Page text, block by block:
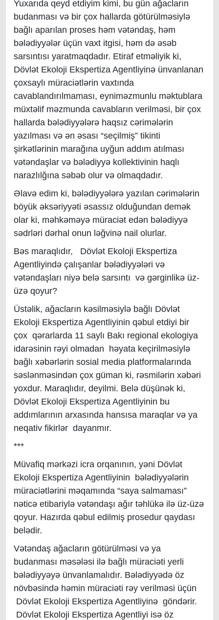
Yuxarıda qeyd etdiyim kimi, bu gün ağacların
budanması və bir çox hallarda götürülməsiylə
bağlı aparılan proses həm vətəndaş, həm
bələdiyyələr üçün vaxt itgisi, həm də əsəb
sarsıntısı yaratmaqdadır. Etiraf etməliyik ki,
Dövlət Ekoloji Ekspertiza Agentliyinə ünvanlanan
çoxsaylı müraciətlərin vaxtında
cavablandırılmaması, eyniməzmunlu məktublara
müxtəlif məzmunda cavabların verilməsi, bir çox
hallarda bələdiyyələrə haqsız cərimələrin
yazılması və ən əsası “seçilmiş” tikinti
şirkətlərinin marağına uyğun addım atılması
vətəndaşlar və bələdiyyə kollektivinin haqlı
narazlılğına səbəb olur və olmaqdadır.
Əlavə edim ki, bələdiyyələrə yazılan cərimələrin
böyük əksəriyyəti əsassız olduğundan demək
olar ki, məhkəməyə müraciət edən bələdiyyə
sədrləri dərhal onun ləğvinə nail olurlar.
Bəs maraqlıdır, Dövlət Ekoloji Ekspertiza
Agentliyində çalışanlar bələdiyyələri və
vətəndaşları niyə belə sarsıntı və gərginlikə üz-
üzə qoyur?
Üstəlik, ağacların kəsilməsiylə bağlı Dövlət
Ekoloji Ekspertiza Agentliyinin qəbul etdiyi bir
çox qərarlarda 11 saylı Bakı regional ekologiya
idarəsinin rəyi olmadan həyata keçirilməsiylə
bağlı xəbərlərin sosial media platformalarında
səslənməsindən çox güman ki, rəsmilərin xəbəri
yoxdur. Maraqlıdır, deyilmi. Belə düşünək ki,
Dövlət Ekoloji Ekspertiza Agentliyinin bu
addımlarının arxasında hansısa maraqlar və ya
neqativ fikirlər dayanmır.
***
Müvafiq mərkəzi icra orqanının, yəni Dövlət
Ekoloji Ekspertiza Agentliyinin bələdiyyələrin
müraciətlərini məqamında “saya salmaması”
nəticə etibariylə vətəndaşı ağır təhlükə ilə üz-üzə
qoyur. Hazırda qəbul edilmiş prosedur qaydası
belədir.
Vətəndaş ağacların götürülməsi və ya
budanması məsələsi ilə bağlı müraciəti yerli
bələdiyyəyə ünvanlamalıdır. Bələdiyyədə öz
növbəsində həmin müraciəti rəy verilməsi üçün
Dövlət Ekoloji Ekspertiza Agentliyinə göndərir.
Dövlət Ekoloji Ekspertiza Agentliyi isə öz